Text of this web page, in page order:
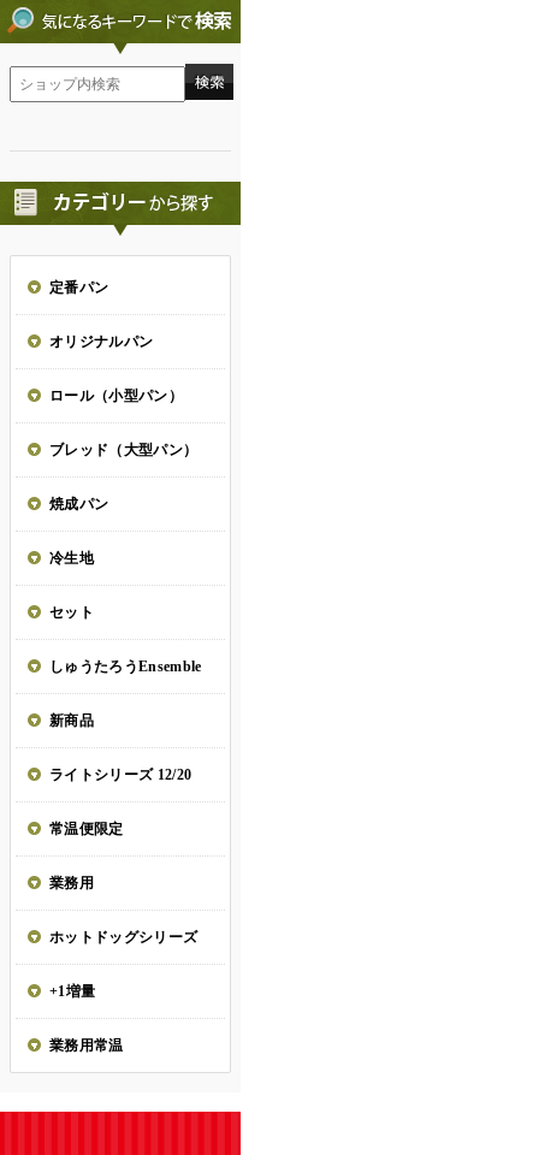
定番パン
オリジナルパン
ロール（小型パン）
ブレッド（大型パン）
焼成パン
冷生地
セット
しゅうたろうEnsemble
新商品
ライトシリーズ 12/20
常温便限定
業務用
ホットドッグシリーズ
+1増量
業務用常温